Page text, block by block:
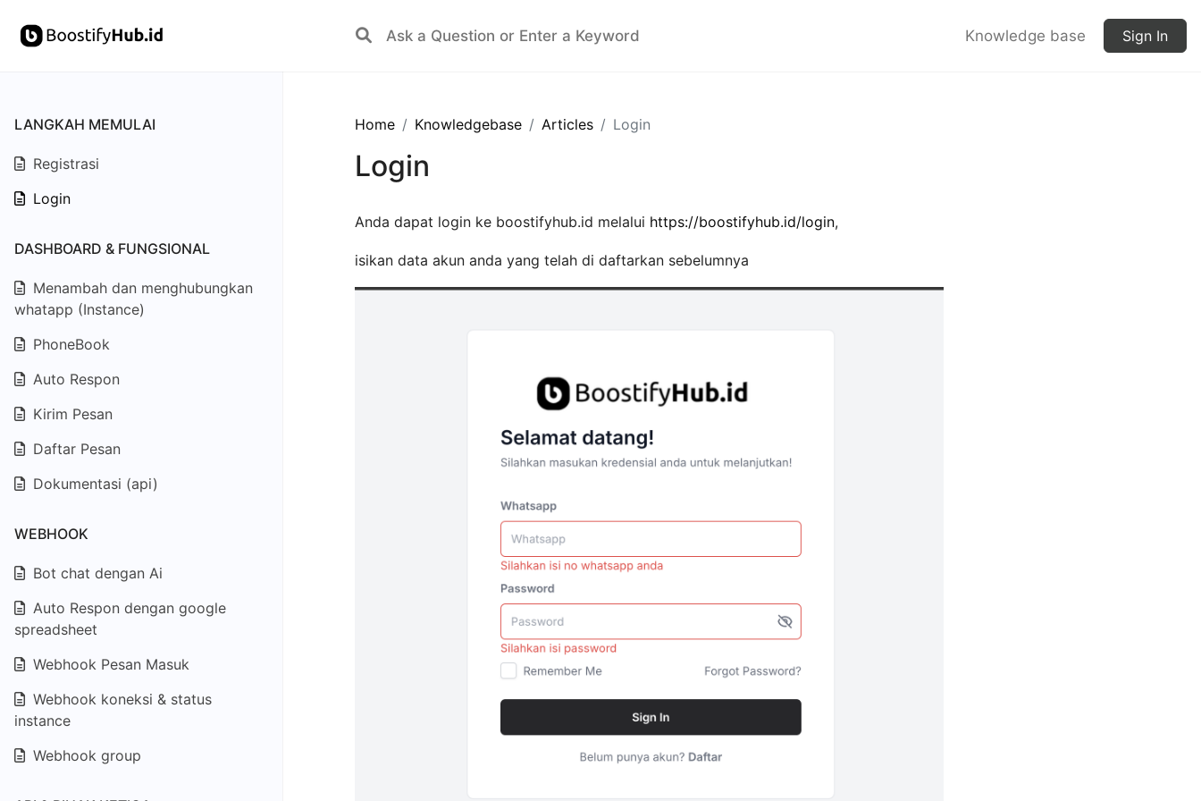
Knowledge base Sign In
LANGKAH MEMULAI
Registrasi
Login
DASHBOARD & FUNGSIONAL
Menambah dan menghubungkan
whatapp (Instance)
PhoneBook
Auto Respon
Kirim Pesan
Daftar Pesan
Dokumentasi (api)
WEBHOOK
Bot chat dengan Ai
Auto Respon dengan google
spreadsheet
Webhook Pesan Masuk
Webhook koneksi & status
instance
Webhook group
Home Knowledgebase Articles Login
Login
Anda dapat login ke boostifyhub.id melalui https://boostifyhub.id/login,
isikan data akun anda yang telah di daftarkan sebelumnya